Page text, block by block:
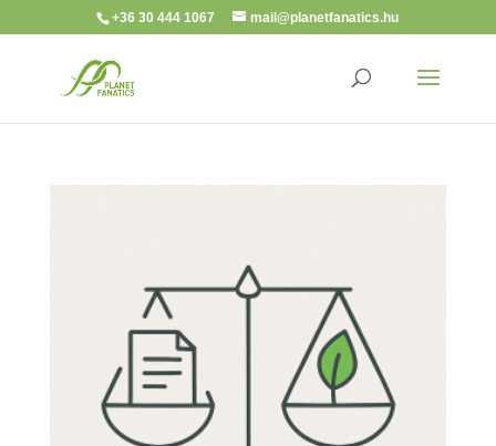
+36 30 444 1067 mail@planetfanatics.hu